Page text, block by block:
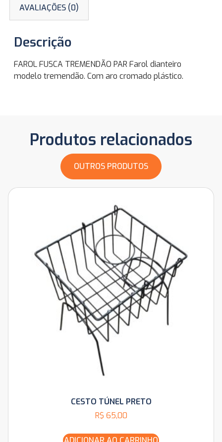
AVALIAÇÕES (0)
Descrição
FAROL FUSCA TREMENDÃO PAR Farol dianteiro
modelo tremendão. Com aro cromado plástico.
Produtos relacionados
OUTROS PRODUTOS
CESTO TÚNEL PRETO
R$ 65,00